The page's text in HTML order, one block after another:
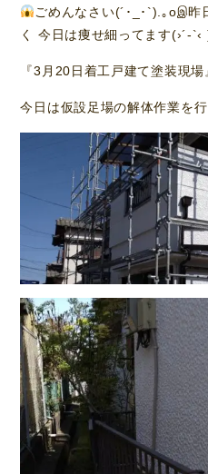
ごめんなさい(´･_･`).｡oஇ昨
く 今日は痩せ細ってます(›´-
『3月20日着工戸建て塗装現場
今日は仮設足場の解体作業を